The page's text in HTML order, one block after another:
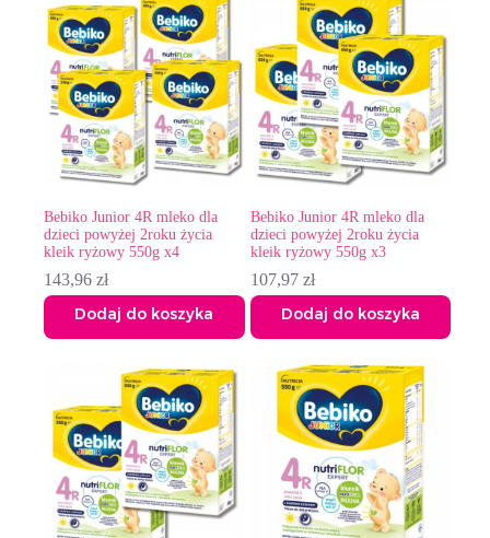
Bebiko Junior 4R mleko dla
dzieci powyżej 2roku życia
kleik ryżowy 550g x4
143,96 zł
Dodaj do koszyka
Bebiko Junior 4R mleko dla
dzieci powyżej 2roku życia
kleik ryżowy 550g x3
107,97 zł
Dodaj do koszyka